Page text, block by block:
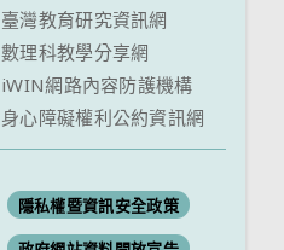
臺灣教育研究資訊網
數理科教學分享網
iWIN網路內容防護機構
身心障礙權利公約資訊網
隱私權暨資訊安全政策